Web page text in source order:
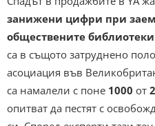
занижени цифри при
обществените библиотеки
са в същото затруднено
асоциация във
са намалели с поне 1000 от
опитват да пестят с